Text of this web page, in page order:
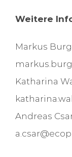
Weitere
Markus
Katharina
Andreas